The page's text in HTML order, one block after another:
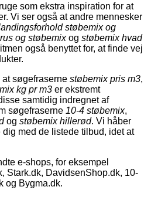
som ekstra inspiration for at
Vi ser også at andre mennesker
støbemix og
og støbemixog støbemix hvad
også benyttet for, at finde vej
at søgefraserne støbemix pris m3,
kg pr m3 er ekstremt
samtidig indregnet af
søgefraserne 10-4 støbemix,
og støbemix hillerød. Vi håber
med de listede tilbud, idet at
e-shops, for eksempel
Stark.dk, DavidsenShop.dk, 10-
og Bygma.dk.